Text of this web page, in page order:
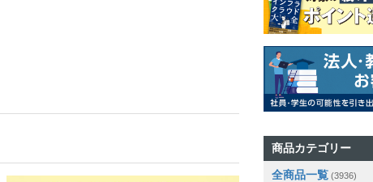
商品カテゴリー
全商品一覧 (3936)